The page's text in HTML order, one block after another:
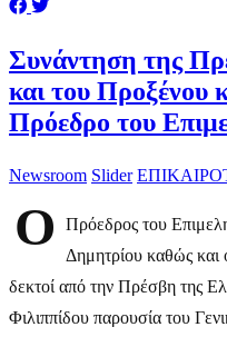
Συνάντηση της
και του Προξένου
Πρόεδρο του
Newsroom Slider
O
Πρόεδρος του
Δημητρίου καθώς και
δεκτοί από την Πρέσβη της
Φιλιππίδου παρουσία του